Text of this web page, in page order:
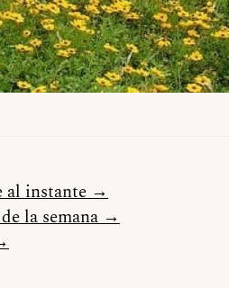
al instante →
la semana →